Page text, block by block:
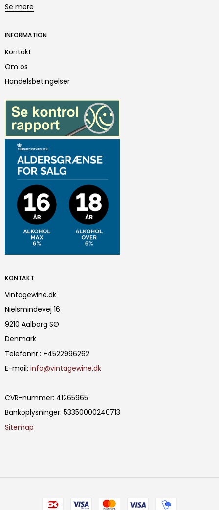
Se mere
INFORMATION
Kontakt
Om os
Handelsbetingelser
KONTAKT
Vintagewine.dk
Nielsmindevej 16
9210 Aalborg SØ
Denmark
Telefonnr.: +4522996262
E-mail: info@vintagewine.dk
CVR-nummer: 41265965
Bankoplysninger: 53350000240713
Sitemap